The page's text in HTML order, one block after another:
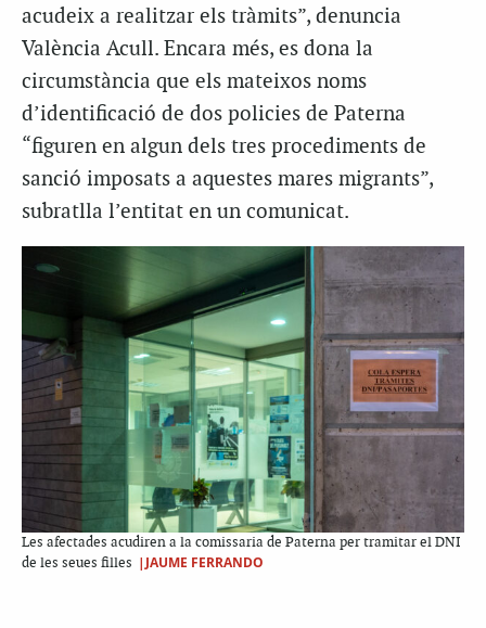
acudeix a realitzar els tràmits”, denuncia
València Acull. Encara més, es dona la
circumstància que els mateixos noms
d’identificació de dos policies de Paterna
“figuren en algun dels tres procediments de
sanció imposats a aquestes mares migrants”,
subratlla l’entitat en un comunicat.
Les afectades acudiren a la comissaria de Paterna per tramitar el DNI
de les seues filles |JAUME FERRANDO